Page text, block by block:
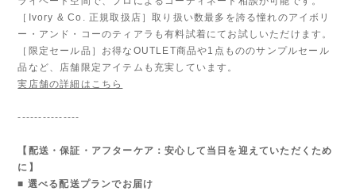
［Ivory & Co. 正規取扱店］取り扱い数最多を誇る憧れのアイボリ
ー・アンド・コーのティアラも有料試着にてお試しいただけます。
［限定セール品］お得なOUTLET商品や1点もののサンプルセール
品など、店舗限定アイテムも充実しています。
実店舗の詳細はこちら
---------------
【配送・保証・アフターケア：安心して当日を迎えていただくため
に】
■ 選べる配送プランでお届け